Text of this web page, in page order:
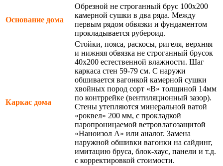
Основание дома
Обрезной не строганный брус 100х200
камерной сушки в два ряда. Между
первым рядом обвязки и фундаментом
прокладывается рубероид.
Каркас дома
Стойки, пояса, раскосы, ригеля, верхняя
и нижняя обвязка не строганный брусок
40х200 естественной влажности. Шаг
каркаса стен 59-79 см. С наружи
обшивается вагонкой камерной сушки
хвойных пород сорт «В» толщиной 14мм
по контррейке (вентиляционный зазор).
Стены утепляются минеральной ватой
«роквел» 200 мм, с прокладкой
паропроницаемой ветровлагозащитой
«Наноизол А» или аналог. Замена
наружной обшивки вагонки на сайдинг,
имитацию бруса, блок-хаус, панели и т.д.
с корректировкой стоимости.